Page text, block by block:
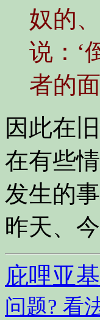
奴的
说：‘
者的
因此在
在有些
发生的
昨天、
庇哩亚
问题? 看